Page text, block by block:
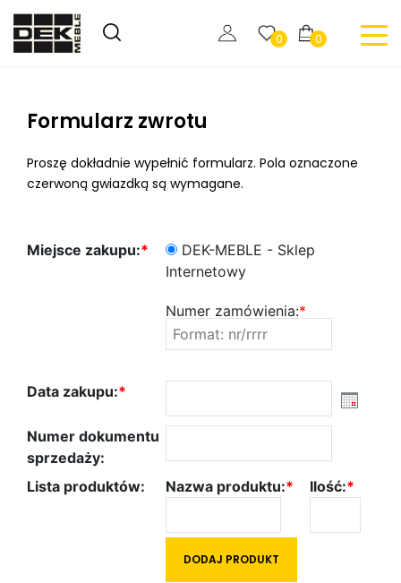
0 0
Formularz zwrotu
Proszę dokładnie wypełnić formularz. Pola oznaczone
czerwoną gwiazdką są wymagane.
Miejsce zakupu:*
DEK-MEBLE - Sklep
Internetowy
Numer zamówienia:*
Data zakupu:*
Numer dokumentu
sprzedaży:
Lista produktów:
Nazwa produktu:* Ilość:*